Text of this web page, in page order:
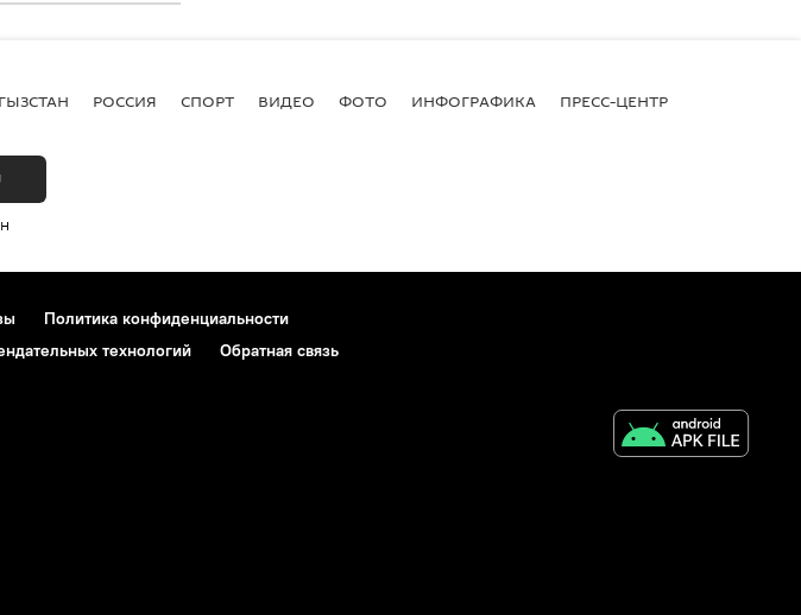
РОССИЯ СПОРТ ВИДЕО ФОТО ИНФОГРАФИКА ПРЕСС-ЦЕНТР
Политика конфиденциальности
технологий Обратная связь